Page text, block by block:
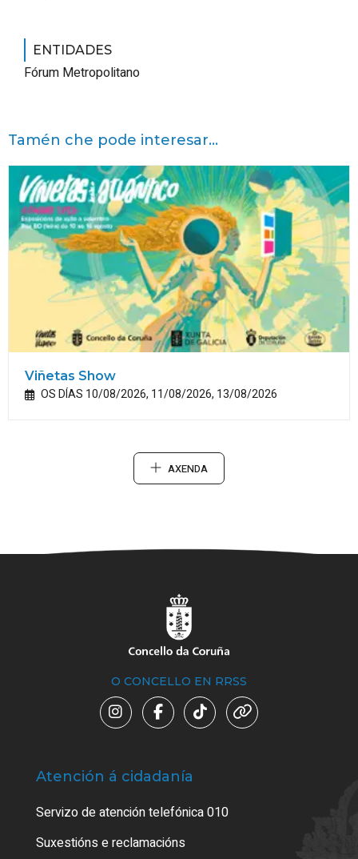
ENTIDADES
Fórum Metropolitano
Tamén che pode interesar...
Viñetas Show
OS DÍAS 10/08/2026, 11/08/2026, 13/08/2026
AXENDA
O CONCELLO EN RRSS
Atención á cidadanía
Servizo de atención telefónica 010
Suxestións e reclamacións